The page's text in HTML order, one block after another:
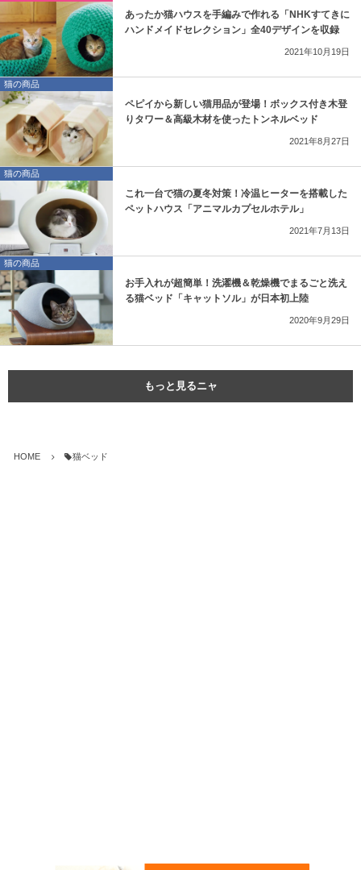
あったか猫ハウスを手編みで作れる「NHKすてきに
ハンドメイドセレクション」全40デザインを収録
2021年10月19日
猫の商品
ペピイから新しい猫用品が登場！ボックス付き木登
りタワー＆高級木材を使ったトンネルベッド
2021年8月27日
猫の商品
これ一台で猫の夏冬対策！冷温ヒーターを搭載した
ペットハウス「アニマルカプセルホテル」
2021年7月13日
猫の商品
お手入れが超簡単！洗濯機＆乾燥機でまるごと洗え
る猫ベッド「キャットソル」が日本初上陸
2020年9月29日
もっと見るニャ
HOME 猫ベッド